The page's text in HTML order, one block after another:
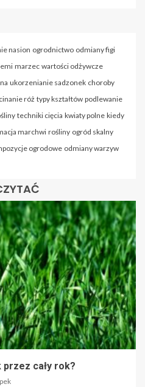
nasion ogrodnictwo odmiany figi
marzec wartości odżywcze
ukorzenianie sadzonek choroby
róż typy kształtów podlewanie
techniki cięcia kwiaty polne kiedy
marchwi rośliny ogród skalny
ogrodowe odmiany warzyw
cały rok?